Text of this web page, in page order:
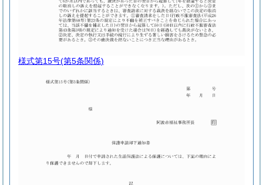
様式第15号(第5条関係)